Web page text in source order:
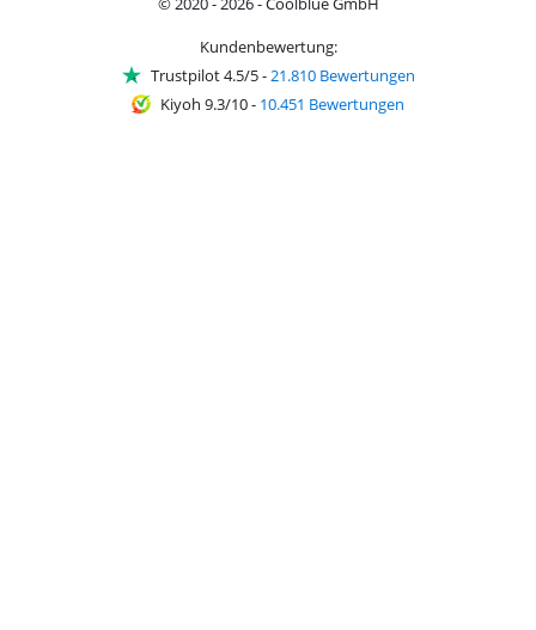
Kundenbewertung:
Trustpilot 4.5/5-21.810 Bewertungen
Kiyoh 9.3/10- 10.451 Bewertungen